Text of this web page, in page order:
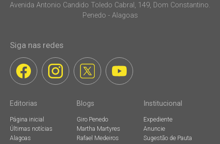
Avenida Antonio Candido Toledo Cabral, 149, Dom Constantino.
Penedo - Alagoas
Siga nas redes
Editorias
Página inicial
Últimas notícias
Alagoas
Blogs
Giro Penedo
Martha Martyres
Rafael Medeiros
Institucional
Expediente
Anuncie
Sugestão de Pauta